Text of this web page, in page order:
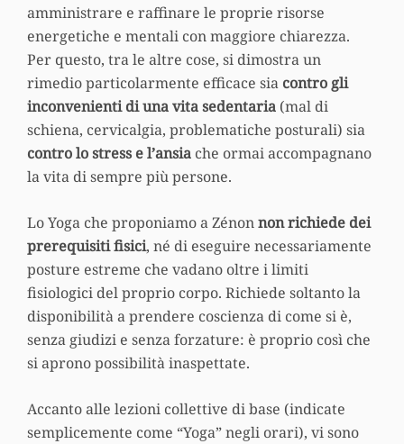
amministrare e raffinare le proprie risorse
energetiche e mentali con maggiore chiarezza.
Per questo, tra le altre cose, si dimostra un
rimedio particolarmente efficace sia contro gli
inconvenienti di una vita sedentaria (mal di
schiena, cervicalgia, problematiche posturali) sia
contro lo stress e l’ansia che ormai accompagnano
la vita di sempre più persone.
Lo Yoga che proponiamo a Zénonnon richiede dei
prerequisiti fisici, né di eseguire necessariamente
posture estreme che vadano oltre i limiti
fisiologici del proprio corpo. Richiede soltanto la
disponibilità a prendere coscienza di come si è,
senza giudizi e senza forzature: è proprio così che
si aprono possibilità inaspettate.
Accanto alle lezioni collettive di base (indicate
semplicemente come “Yoga” negli orari), vi sono